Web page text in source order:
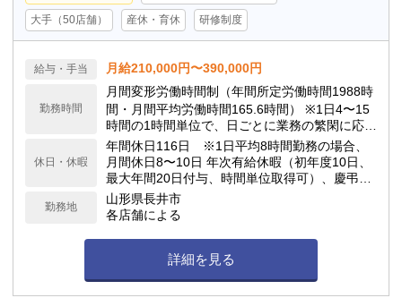
大手（50店舗） 産休・育休 研修制度
給与・手当 月給210,000円〜390,000円
勤務時間
月間変形労働時間制（年間所定労働時間1988時
間・月間平均労働時間165.6時間） ※1日4〜15
時間の1時間単位で、日ごとに業務の繁閑に応じ
て勤務時間を設定します。
休日・休暇
年間休日116日 ※1日平均8時間勤務の場合、
月間休日8〜10日 年次有給休暇（初年度10日、
最大年間20日付与、時間単位取得可）、慶弔休
暇、子の看護休暇、介護休暇 他
勤務地
山形県長井市
各店舗による
詳細を見る